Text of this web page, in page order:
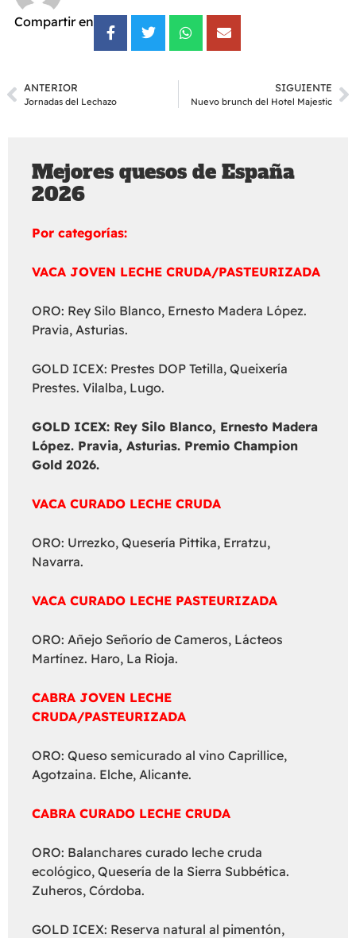
Compartir en
ANTERIOR
Jornadas del Lechazo
SIGUIENTE
Nuevo brunch del Hotel Majestic
Mejores quesos de España
2026
Por categorías:
VACA JOVEN LECHE CRUDA/PASTEURIZADA
ORO: Rey Silo Blanco, Ernesto Madera López.
Pravia, Asturias.
GOLD ICEX: Prestes DOP Tetilla, Queixería
Prestes. Vilalba, Lugo.
GOLD ICEX: Rey Silo Blanco, Ernesto Madera
López. Pravia, Asturias. Premio Champion
Gold 2026.
VACA CURADO LECHE CRUDA
ORO: Urrezko, Quesería Pittika, Erratzu,
Navarra.
VACA CURADO LECHE PASTEURIZADA
ORO: Añejo Señorío de Cameros, Lácteos
Martínez. Haro, La Rioja.
CABRA JOVEN LECHE
CRUDA/PASTEURIZADA
ORO: Queso semicurado al vino Caprillice,
Agotzaina. Elche, Alicante.
CABRA CURADO LECHE CRUDA
ORO: Balanchares curado leche cruda
ecológico, Quesería de la Sierra Subbética.
Zuheros, Córdoba.
GOLD ICEX: Reserva natural al pimentón,